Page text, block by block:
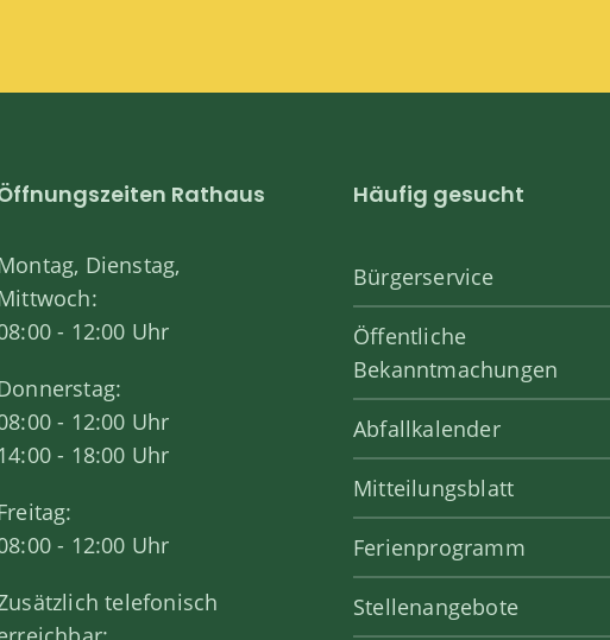
Rathaus
Dienstag,
- 12:00 Uhr
- 12:00 Uhr
14:00 - 18:00 Uhr
- 12:00 Uhr
telefonisch
Häufig gesucht
Bürgerservice
Öffentliche
Bekanntmachungen
Abfallkalender
Mitteilungsblatt
Ferienprogramm
Stellenangebote